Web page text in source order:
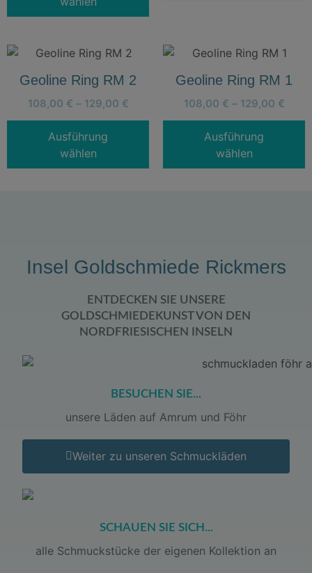
Geoline Ring RM 2
108,00 € – 129,00 €
Ausführung
wählen
Geoline Ring RM 1
108,00 € – 129,00 €
Ausführung
wählen
Insel Goldschmiede Rickmers
ENTDECKEN SIE UNSERE
GOLDSCHMIEDEKUNST VON DEN
NORDFRIESISCHEN INSELN
BESUCHEN SIE...
unsere Läden auf Amrum und Föhr
Weiter zu unseren Schmuckläden
SCHAUEN SIE SICH...
alle Schmuckstücke der eigenen Kollektion an